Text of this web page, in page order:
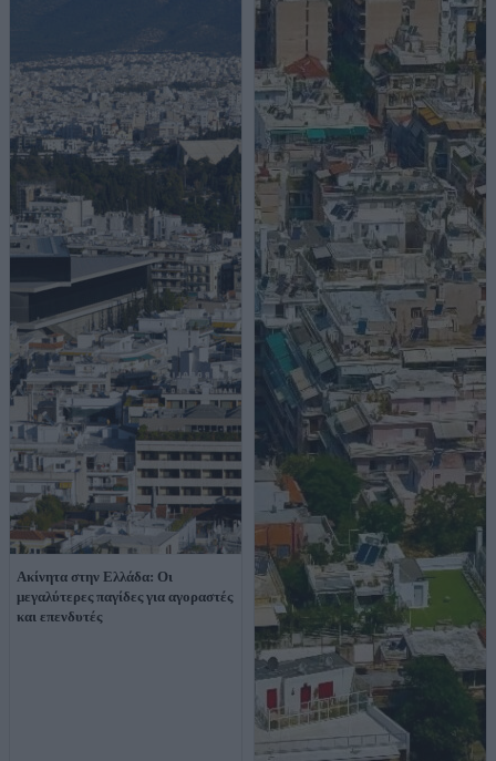
Ακίνητα στην Ελλάδα: Οι
μεγαλύτερες παγίδες για αγοραστές
και επενδυτές